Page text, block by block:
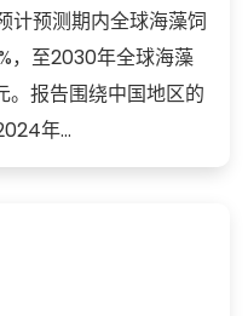
计预测期内全球海藻饲
，至2030年全球海藻
。报告围绕中国地区的
年...